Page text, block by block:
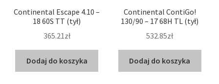
Continental Escape 4.10 –
18 60S TT (tył)
365.21zł
Dodaj do koszyka
Continental ContiGo!
130/90 – 17 68H TL (tył)
532.85zł
Dodaj do koszyka